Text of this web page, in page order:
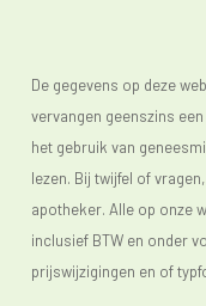
De gegevens op deze
vervangen geenszins
het gebruik van
lezen. Bij twijfel of
apotheker. Alle op onze
inclusief BTW en onder
prijswijzigingen en of